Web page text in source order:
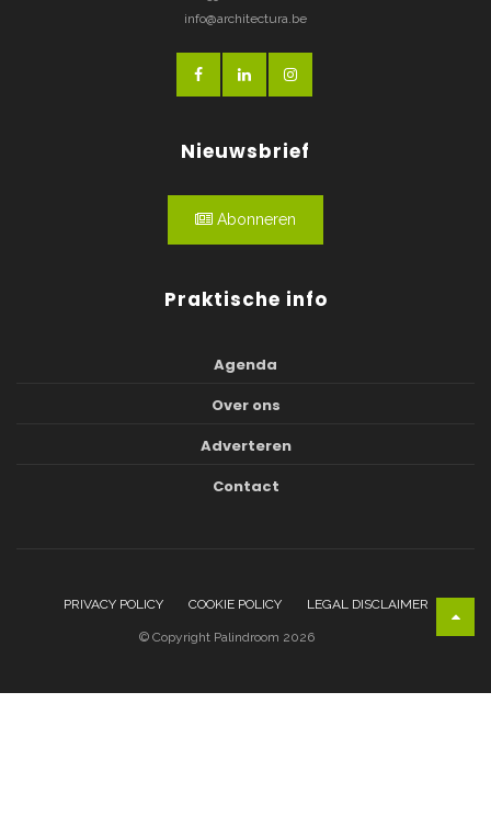
info@architectura.be
Nieuwsbrief
Abonneren
Praktische info
Agenda
Over ons
Adverteren
Contact
PRIVACY POLICY COOKIE POLICY LEGAL DISCLAIMER
© Copyright Palindroom 2026